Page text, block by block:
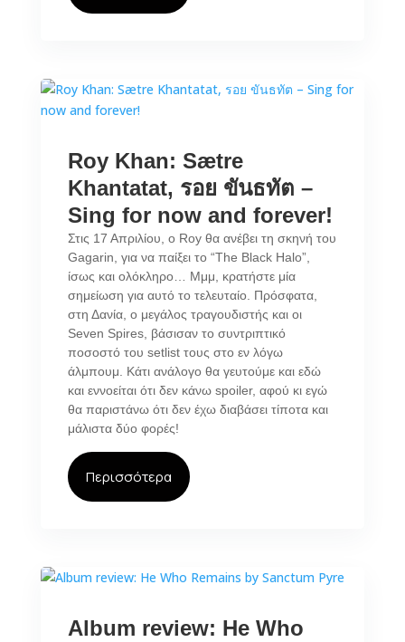
Roy Khan: Sætre
Khantatat, รอย ขันธทัต –
Sing for now and forever!
Στις 17 Απριλίου, ο Roy θα ανέβει τη σκηνή του
Gagarin, για να παίξει το “The Black Halo”,
ίσως και ολόκληρο… Μμμ, κρατήστε μία
σημείωση για αυτό το τελευταίο. Πρόσφατα,
στη Δανία, ο μεγάλος τραγουδιστής και οι
Seven Spires, βάσισαν το συντριπτικό
ποσοστό του setlist τους στο εν λόγω
άλμπουμ. Κάτι ανάλογο θα γευτούμε και εδώ
και εννοείται ότι δεν κάνω spoiler, αφού κι εγώ
θα παριστάνω ότι δεν έχω διαβάσει τίποτα και
μάλιστα δύο φορές!
Περισσότερα
Album review: He Who